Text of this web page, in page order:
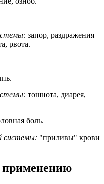
запор, раздражения
рвота.
тошнота, диарея,
боль.
системы: "приливы" крови
применению